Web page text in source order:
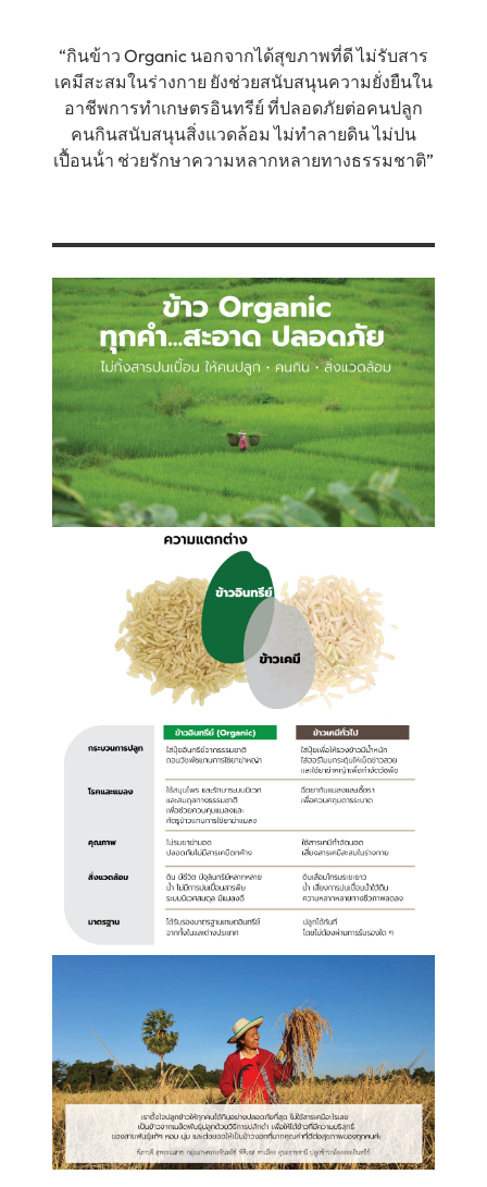
“กินข้าว Organic นอกจากได้สุขภาพที่ดี ไม่รับสาร
เคมีสะสมในร่างกาย ยังช่วยสนับสนุนความยั่งยืนใน
อาชีพการทำเกษตรอินทรีย์ ที่ปลอดภัยต่อคนปลูก
คนกินสนับสนุนสิ่งแวดล้อม ไม่ทำลายดิน ไม่ปน
เปื้อนน้ํา ช่วยรักษาความหลากหลายทางธรรมชาติ”